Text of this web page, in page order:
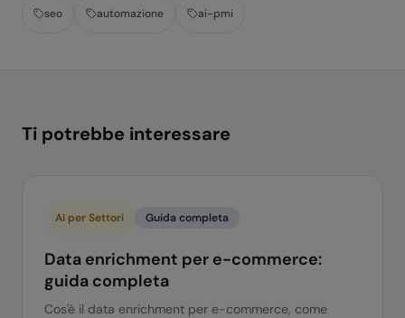
seo automazione ai-pmi
Ti potrebbe interessare
AI per Settori Guida completa
Data enrichment per e-commerce:
guida completa
Cos'è il data enrichment per e-commerce, come